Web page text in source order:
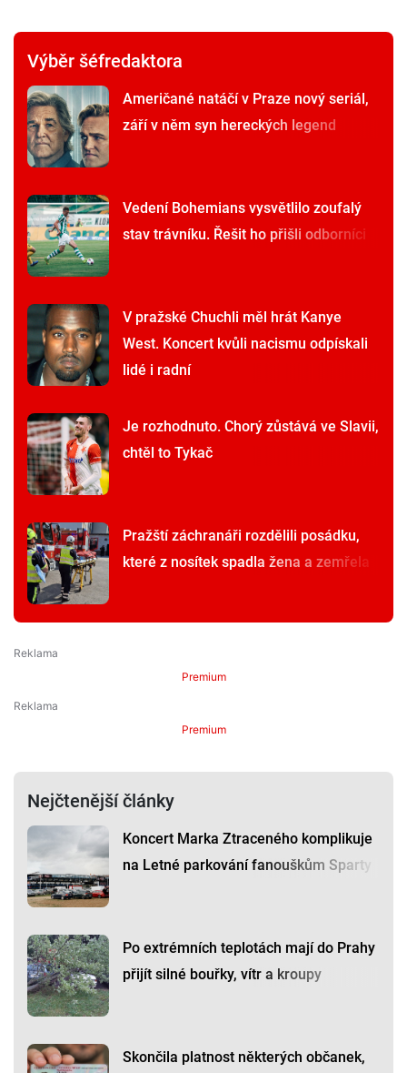
Výběr šéfredaktora
Američané natáčí v Praze nový seriál,
září v něm syn hereckých legend
Vedení Bohemians vysvětlilo zoufalý
stav trávníku. Řešit ho přišli odborníci
V pražské Chuchli měl hrát Kanye
West. Koncert kvůli nacismu odpískali
lidé i radní
Je rozhodnuto. Chorý zůstává ve Slavii,
chtěl to Tykač
Pražští záchranáři rozdělili posádku,
které z nosítek spadla žena a zemřela
Premium
Premium
Nejčtenější články
Koncert Marka Ztraceného komplikuje
na Letné parkování fanouškům Sparty
Po extrémních teplotách mají do Prahy
přijít silné bouřky, vítr a kroupy
Skončila platnost některých občanek,